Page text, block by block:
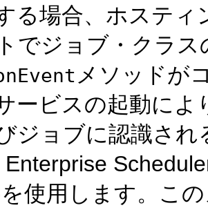
る場合、ホステ
でジョブ・クラ
メソッドが
ービスの起動に
ジョブに認識さ
使用します。こ